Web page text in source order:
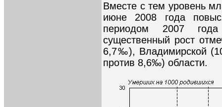
Вместе с тем уровень
июне 2008 года
периодом 2007
существенный рост
6,7‰), Владимирской
против 8,6‰) области.